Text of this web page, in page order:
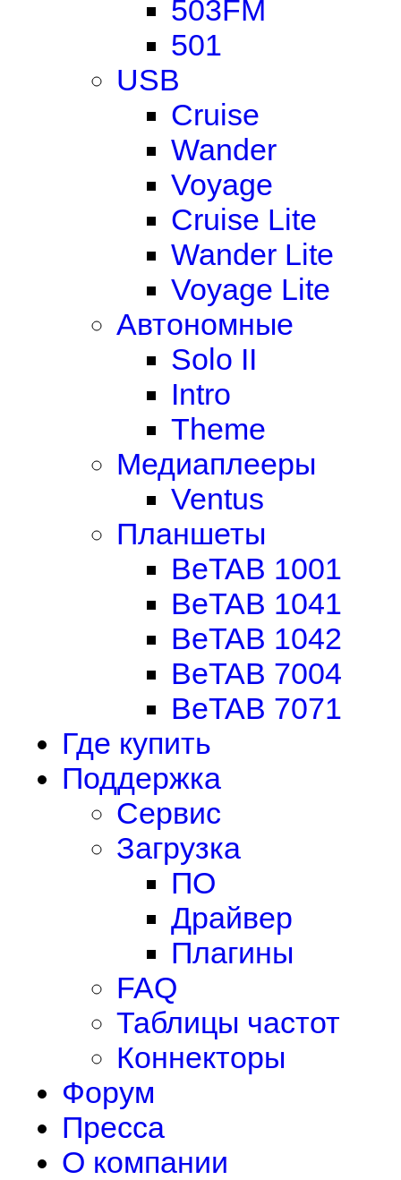
503FM
501
USB
Cruise
Wander
Voyage
Cruise Lite
Wander Lite
Voyage Lite
Автономные
Solo II
Intro
Theme
Медиаплееры
Ventus
Планшеты
BeTAB 1001
BeTAB 1041
BeTAB 1042
BeTAB 7004
BeTAB 7071
Где купить
Поддержка
Сервис
Загрузка
ПО
Драйвер
Плагины
FAQ
Таблицы частот
Коннекторы
Форум
Пресса
О компании